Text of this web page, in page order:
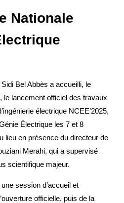
Nationale
Bel Abbès a accueilli, le
le lancement officiel des travaux
électrique NCEE’2025,
Électrique les 7 et 8
lieu en présence du directeur de
Merahi, qui a supervisé
scientifique majeur.
session d’accueil et
officielle, puis de la